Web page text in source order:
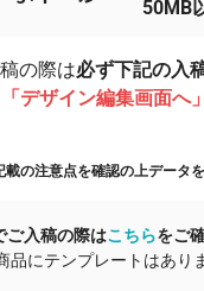
50MB
の際は必ず下記の入
「デザイン編集画面へ」
の注意点を確認の上データ
入稿の際はこちらをご
品にテンプレートはあり